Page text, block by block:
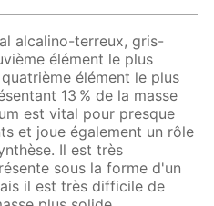
alcalino-terreux, gris-
élément le plus
élément le plus
13 % de la masse
est vital pour presque
et joue également un rôle
Il est très
sous la forme d'un
il est très difficile de